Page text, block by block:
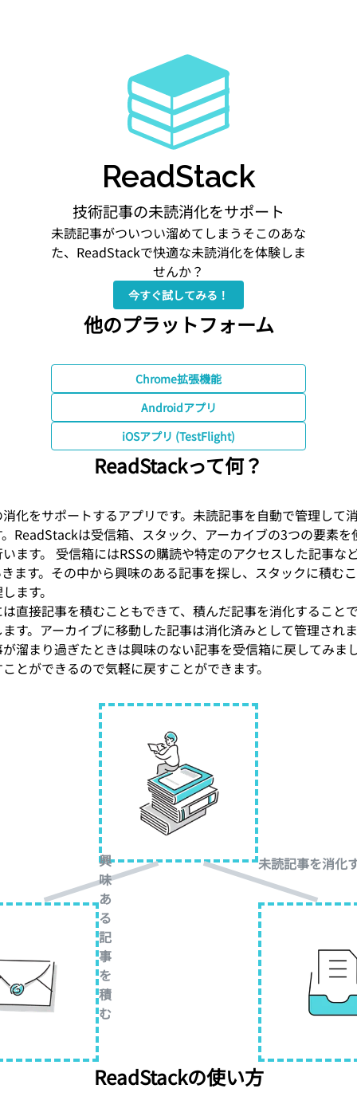
ReadStack
技術記事の未読消化をサポート
未読記事がついつい溜めてしまうそこのあな
た、ReadStackで快適な未読消化を体験しま
せんか？
今すぐ試してみる！
他のプラットフォーム
Chrome拡張機能
Androidアプリ
iOSアプリ (TestFlight)
ReadStackって何？
化をサポートするアプリです。未読記事を自動で管理して
ReadStackは受信箱、スタック、アーカイブの3つの要素を
ます。 受信箱にはRSSの購読や特定のアクセスした記事な
ます。その中から興味のある記事を探し、スタックに積む
ます。
直接記事を積むこともできて、積んだ記事を消化すること
す。アーカイブに移動した記事は消化済みとして管理され
溜まり過ぎたときは興味のない記事を受信箱に戻してみま
とができるので気軽に戻すことができます。
興
味
あ
る
記
事
を
積
む
未読記事を消化
ReadStackの使い方